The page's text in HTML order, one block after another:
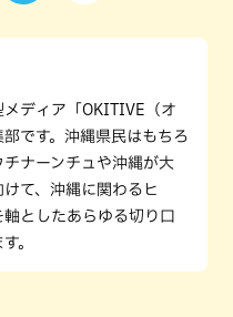
ディア「OKITIVE（オ
です。沖縄県民はもちろ
ナーンチュや沖縄が大
て、沖縄に関わるヒ
軸としたあらゆる切り口
。